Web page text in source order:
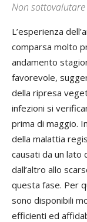
Non
L’esperienza
comparsa molto
andamento
favorevole,
della ripresa
infezioni si
prima di maggio.
della malattia
causati da un lato
dall’altro allo
questa fase. Per
sono disponibili
efficienti ed